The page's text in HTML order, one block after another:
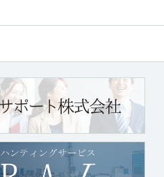
を、以下のいずれかに該
る第三者にも提供
財産の保護のために必要が
同意を得ることが
児童の健全な育成の推進の
であって、本人の
るとき